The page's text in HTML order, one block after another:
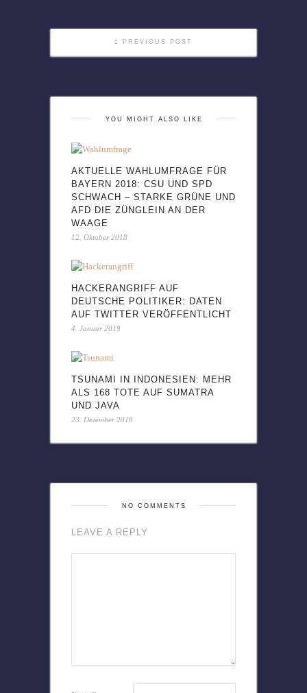
PREVIOUS POST
YOU MIGHT ALSO LIKE
AKTUELLE WAHLUMFRAGE FÜR
BAYERN 2018: CSU UND SPD
SCHWACH – STARKE GRÜNE UND
AFD DIE ZÜNGLEIN AN DER
WAAGE
12. Oktober 2018
HACKERANGRIFF AUF
DEUTSCHE POLITIKER: DATEN
AUF TWITTER VERÖFFENTLICHT
4. Januar 2019
TSUNAMI IN INDONESIEN: MEHR
ALS 168 TOTE AUF SUMATRA
UND JAVA
23. Dezember 2018
NO COMMENTS
LEAVE A REPLY